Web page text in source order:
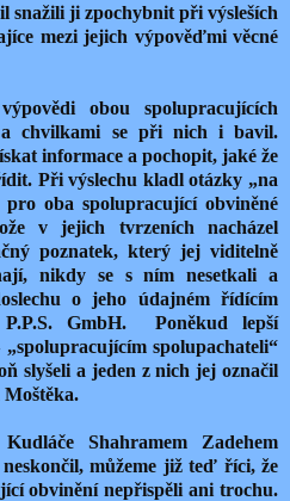
snažili ji zpochybnit při výsleších
mezi jejich výpověďmi věcné
obou spolupracujících
a chvilkami se při nich i bavil.
informace a pochopit, jaké že
Při výslechu kladl otázky „na
oba spolupracující obviněné
v jejich tvrzeních nacházel
poznatek, který jej viditelně
nikdy se s ním nesetkali a
o jeho údajném řídícím
GmbH. Poněkud lepší
spolupachateli“
slyšeli a jeden z nich jej označil
Shahramem Zadehem
můžeme již teď říci, že
obvinění nepřispěli ani trochu.